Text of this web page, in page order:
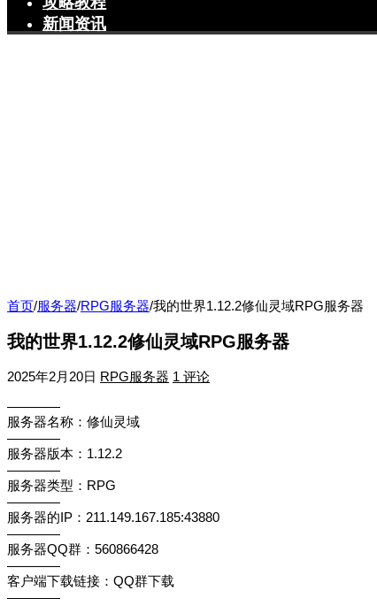
新闻资讯
首页/服务器/RPG服务器/我的世界1.12.2修仙灵域RPG服务器
我的世界1.12.2修仙灵域RPG服务器
2025年2月20日 RPG服务器 1 评论
————
服务器名称：修仙灵域
————
服务器版本：1.12.2
————
服务器类型：RPG
————
服务器的IP：211.149.167.185:43880
————
服务器QQ群：560866428
————
客户端下载链接：QQ群下载
————